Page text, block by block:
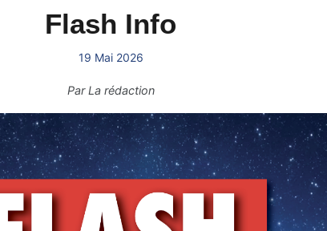
Flash Info
19 Mai 2026
ParLa rédaction